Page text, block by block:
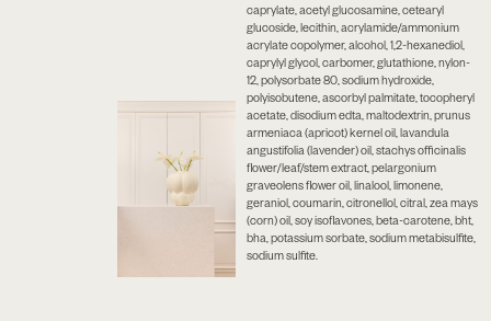
caprylate, acetyl glucosamine, cetearyl
glucoside, lecithin, acrylamide/ammonium
acrylate copolymer, alcohol, 1,2-hexanediol,
caprylyl glycol, carbomer, glutathione, nylon-
12, polysorbate 80, sodium hydroxide,
polyisobutene, ascorbyl palmitate, tocopheryl
acetate, disodium edta, maltodextrin, prunus
armeniaca (apricot) kernel oil, lavandula
angustifolia (lavender) oil, stachys officinalis
flower/leaf/stem extract, pelargonium
graveolens flower oil, linalool, limonene,
geraniol, coumarin, citronellol, citral, zea mays
(corn) oil, soy isoflavones, beta-carotene, bht,
bha, potassium sorbate, sodium metabisulfite,
sodium sulfite.